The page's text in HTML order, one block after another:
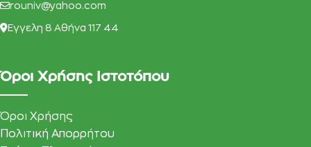
rouniv@yahoo.com
Eγγελη 8 Αθήνα 117 44
Όροι Χρήσης Ιστοτόπου
Όροι Χρήσης
Πολιτική Απορρήτου